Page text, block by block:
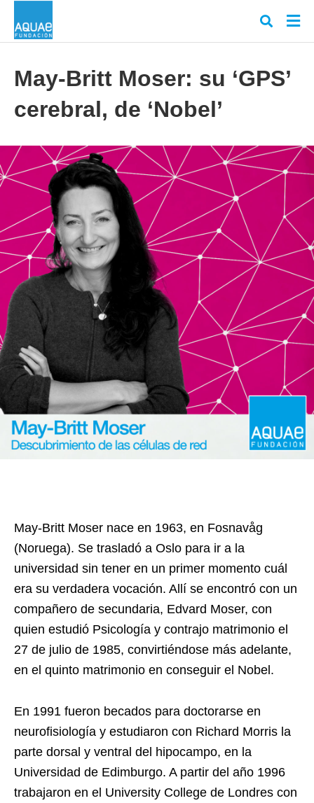
y
en
May-Britt Moser: su ‘GPS’
cerebral, de ‘Nobel’
May-Britt Moser nace en 1963, en Fosnavåg
(Noruega). Se trasladó a Oslo para ir a la
universidad sin tener en un primer momento cuál
era su verdadera vocación. Allí se encontró con un
compañero de secundaria, Edvard Moser, con
quien estudió Psicología y contrajo matrimonio el
27 de julio de 1985, convirtiéndose más adelante,
en el quinto matrimonio en conseguir el Nobel.
En 1991 fueron becados para doctorarse en
neurofisiología y estudiaron con Richard Morris la
parte dorsal y ventral del hipocampo, en la
Universidad de Edimburgo. A partir del año 1996
trabajaron en el University College de Londres con